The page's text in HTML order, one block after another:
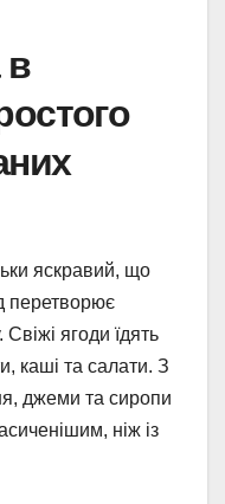
в
яскравий, що
перетворює
ягоди їдять
каші та салати. З
джеми та сиропи
ніж із